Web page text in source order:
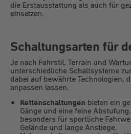
die Erstausstattung als auch für
einsetzen.
Schaltungsarten für
Je nach Fahrstil, Terrain und
unterschiedliche Schaltsysteme
dabei auf bewährte Technologien,
anpassen lassen.
Kettenschaltungen bieten ein
Gänge und eine feine
besonders für sportliche
Gelände und lange Anstiege.